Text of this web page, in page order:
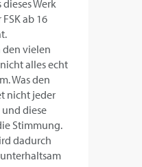
Werk
ab 16
den vielen
alles echt
Was den
nicht jeder
und diese
Stimmung.
dadurch